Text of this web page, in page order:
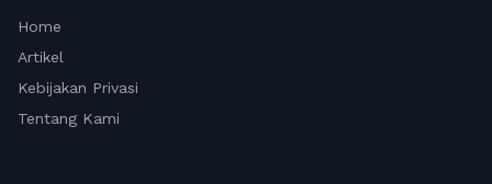
Home
Artikel
Kebijakan Privasi
Tentang Kami